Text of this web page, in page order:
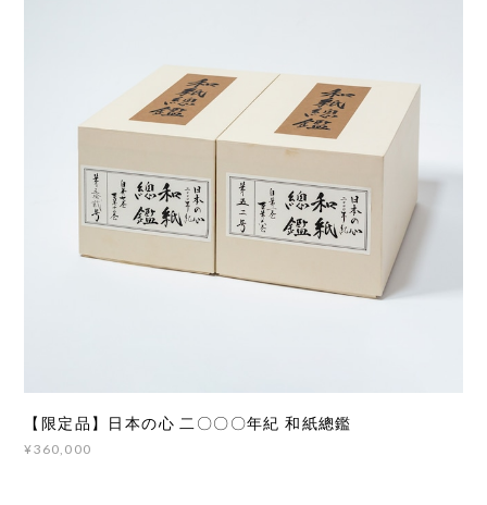
【限定品】日本の心 二〇〇〇年紀 和紙總鑑
¥360,000